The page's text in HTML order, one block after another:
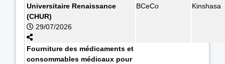
Universitaire Renaissance
(CHUR)
29/07/2026
BCeCo Kinshasa
Fourniture des médicaments et
consommables médicaux pour